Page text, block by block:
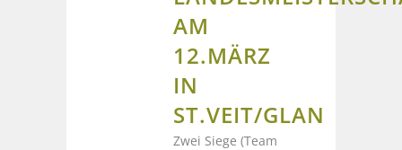
AM
12.MÄRZ
IN
ST.VEIT/GLAN
Zwei Siege (Team